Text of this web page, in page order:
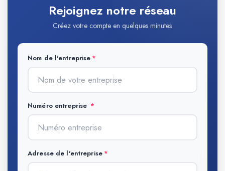
Rejoignez notre réseau
Créez votre compte en quelques minutes
Nom de l'entreprise
Numéro entreprise
Adresse de l'entreprise